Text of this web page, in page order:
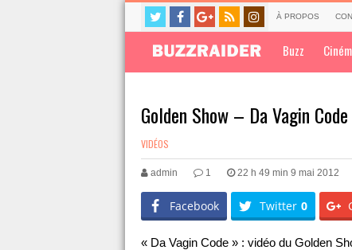
À PROPOS
Buzz
Golden Show – Da Vagin
VIDÉOS
admin 1 22 h 49 min 9 mai 2012
Facebook Twitter 0
« Da Vagin Code » : vidéo du Golden